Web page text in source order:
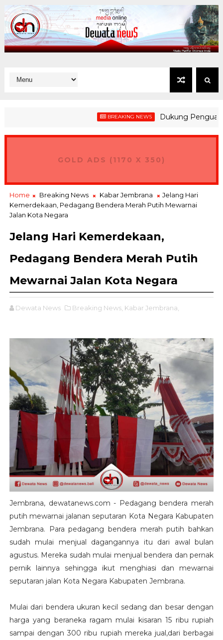
BREAKING NEWS Dukung Penguatan
GOLD ADS (1170 X 350)
Home Breaking News Kabar Jembrana
Jelang Hari
Kemerdekaan, Pedagang Bendera Merah Putih Mewarnai
Jalan Kota Negara
Jelang Hari Kemerdekaan,
Pedagang Bendera Merah Putih
Mewarnai Jalan Kota Negara
Dewata News Breaking News, Kabar Jembrana,
Jembrana, dewatanews.com - Pedagang bendera merah
putih mewarnai jalanan seputaran Kota Negara Kabupaten
Jembrana. Para pedagang bendera merah putih bahkan
sudah mulai menjual dagangannya itu dari awal bulan
agustus. Mereka sudah mulai menjual bendera dan pernak
pernik lainnya sehingga ikut menghiasi dan mewarnai
seputaran jalan Kota Negara Kabupaten Jembrana.
Mulai dari bendera ukuran kecil sedang dan besar dengan
harga yang beraneka ragam mulai kisaran 15 ribu rupiah
sampai dengan 300 ribu rupiah mereka jual,dari berbagai